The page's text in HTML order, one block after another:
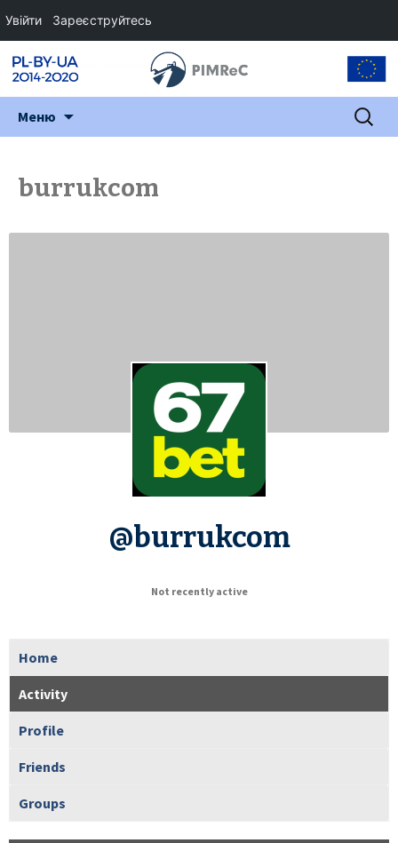
Меню Пошук:
burrukcom
@burrukcom
Not recently active
Home
Activity
Profile
Friends
Groups
Увійти Зареєструйтесь